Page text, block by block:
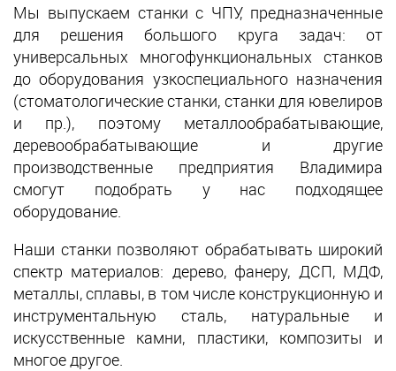
Мы выпускаем станки с ЧПУ, предназначенные
для решения большого круга задач: от
универсальных многофункциональных станков
до оборудования узкоспециального назначения
(стоматологические станки, станки для ювелиров
и пр.), поэтому металлообрабатывающие,
деревообрабатывающие и другие
производственные предприятия Владимира
смогут подобрать у нас подходящее
оборудование.
Наши станки позволяют обрабатывать широкий
спектр материалов: дерево, фанеру, ДСП, МДФ,
металлы, сплавы, в том числе конструкционную и
инструментальную сталь, натуральные и
искусственные камни, пластики, композиты и
многое другое.